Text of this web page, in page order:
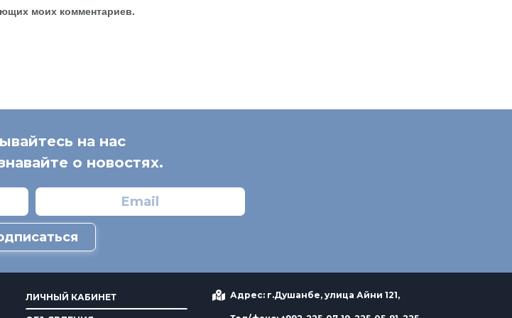
моих комментариев.
на нас
о новостях.
ЛИЧНЫЙ КАБИНЕТ Адрес: г.Душанбе, улица Айни 121,